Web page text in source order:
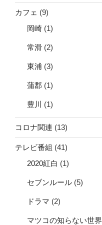
カフェ (9)
岡崎 (1)
常滑 (2)
東浦 (3)
蒲郡 (1)
豊川 (1)
コロナ関連 (13)
テレビ番組 (41)
2020紅白 (1)
セブンルール (5)
ドラマ (2)
マツコの知らない世界